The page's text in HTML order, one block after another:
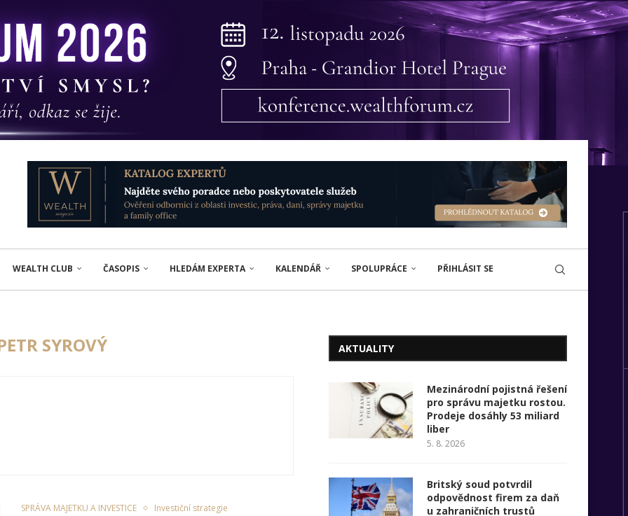
WEALTH CLUB ČASOPIS HLEDÁM EXPERTA KALENDÁŘ SPOLUPRÁCE PŘIHLÁSIT SE
SYROVÝ
SPRÁVA MAJETKU A INVESTICE Investiční strategie
AKTUALITY
Mezinárodní pojistná řešení
pro správu majetku rostou.
Prodeje dosáhly 53 miliard
liber
5. 8. 2026
Britský soud potvrdil
odpovědnost firem za daň
u zahraničních trustů